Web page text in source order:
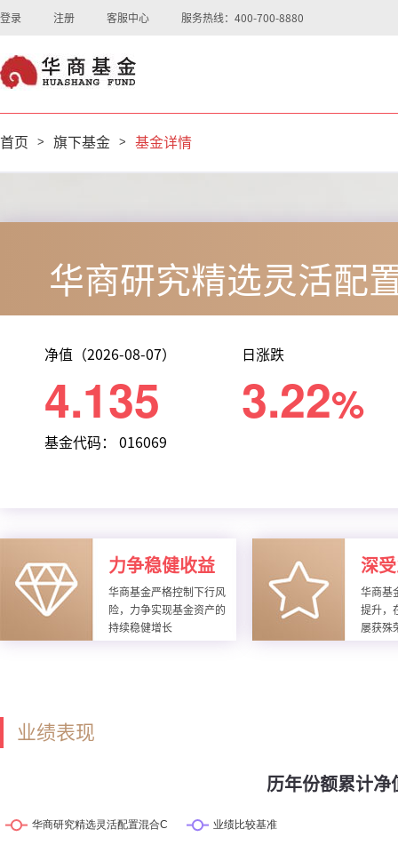
登录 注册 客服中心 服务热线：400-700-8880
首页 > 旗下基金 > 基金详情
华商研究精选灵活配
净值（2026-08-07）
4.135
基金代码： 016069
日涨跌
3.22%
力争稳健收益
华商基金严格控制下行风
险，力争实现基金资产的
持续稳健增长
深
华商基
提升，
屡获殊
业绩表现
历年份额累计净